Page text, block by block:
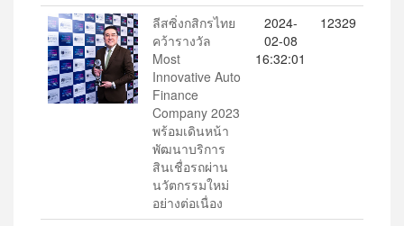
ลีสซิ่งกสิกรไทย
คว้ารางวัล
Most
Innovative Auto
Finance
Company 2023
พร้อมเดินหน้า
พัฒนาบริการ
สินเชื่อรถผ่าน
นวัตกรรมใหม่
อย่างต่อเนื่อง
2024-
02-08
16:32:01
12329